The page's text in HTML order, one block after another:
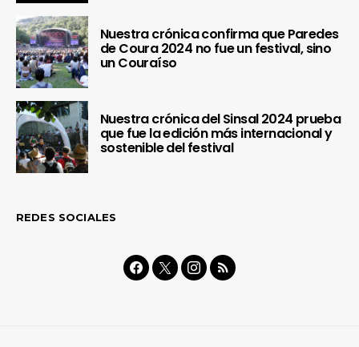
Nuestra crónica confirma que Paredes
de Coura 2024 no fue un festival, sino
un Couraíso
Nuestra crónica del Sinsal 2024 prueba
que fue la edición más internacional y
sostenible del festival
REDES SOCIALES